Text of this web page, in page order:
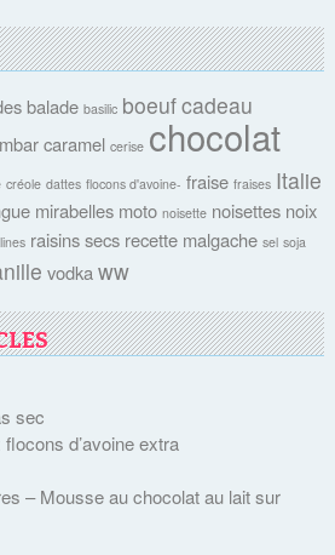
balade basilic boeufcadeau
caramel cerise chocolat
créole dattes flocons d'avoine- fraise fraises Italie
mirabelles moto noisette noisettes noix
raisins secs recette malgache sel soja
vodka ww
sec
d’avoine extra
– Mousse au chocolat au lait sur